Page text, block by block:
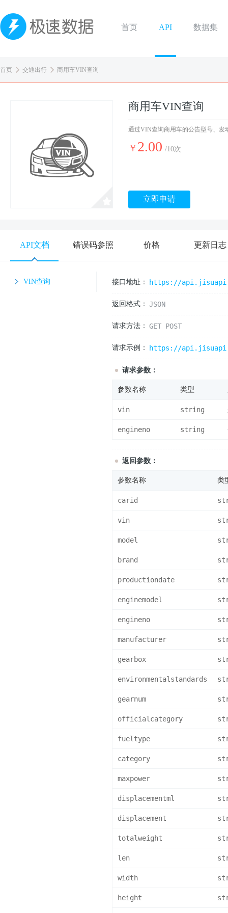
首页 API 数据集
首页 交通出行 商用车VIN查询
商用车VIN查询
通过VIN查询商用车的公告型号、发
￥ 2.00 /10次
立即申请
API文档 错误码参照 价格 更新日志
VIN查询 接口地址： https://
返回格式： JSON
请求方法： GET POST
请求示例： https://
请求参数：
参数名称 类型
vin string
engineno string
返回参数：
参数名称 类
carid
vin
model
brand
productiondate
enginemodel
engineno
manufacturer
gearbox
environmentalstandards
gearnum
officialcategory
fueltype
category
maxpower
displacementml
displacement
totalweight
len
width
height